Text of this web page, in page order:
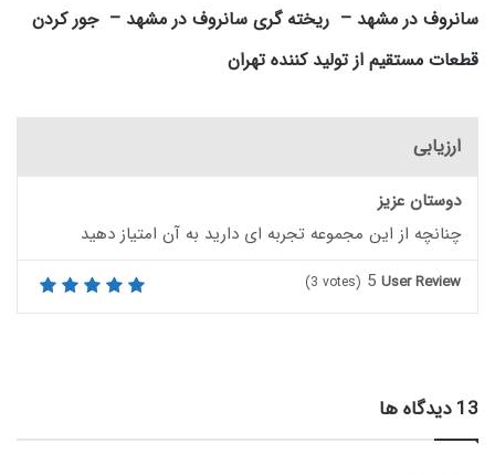
سانروف در مشهد – ریخته گری سانروف در مشهد – جور کردن
قطعات مستقیم از تولید کننده تهران
ارزیابی
دوستان عزیز
چنانچه از این مجموعه تجربه ای دارید به آن امتیاز دهید
User Review
5
(3 votes)
‫13 دیدگاه ها